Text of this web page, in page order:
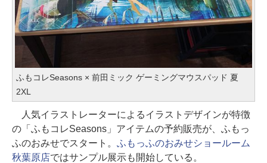
ふもコレSeasons × 前田ミック ゲーミングマウスパッド 夏
2XL
人気イラストレーターによるイラストデザインが特徴
の「ふもコレSeasons」アイテムの予約販売が、ふもっ
ふのおみせでスタート。 ふもっふのおみせショールーム
秋葉原店ではサンプル展示も開始している。